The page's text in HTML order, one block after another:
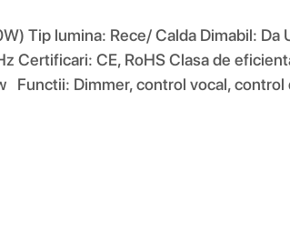
Tip lumina: Rece/ Calda Dimabil:
CE, RoHS Clasa de
Dimmer, control vocal,